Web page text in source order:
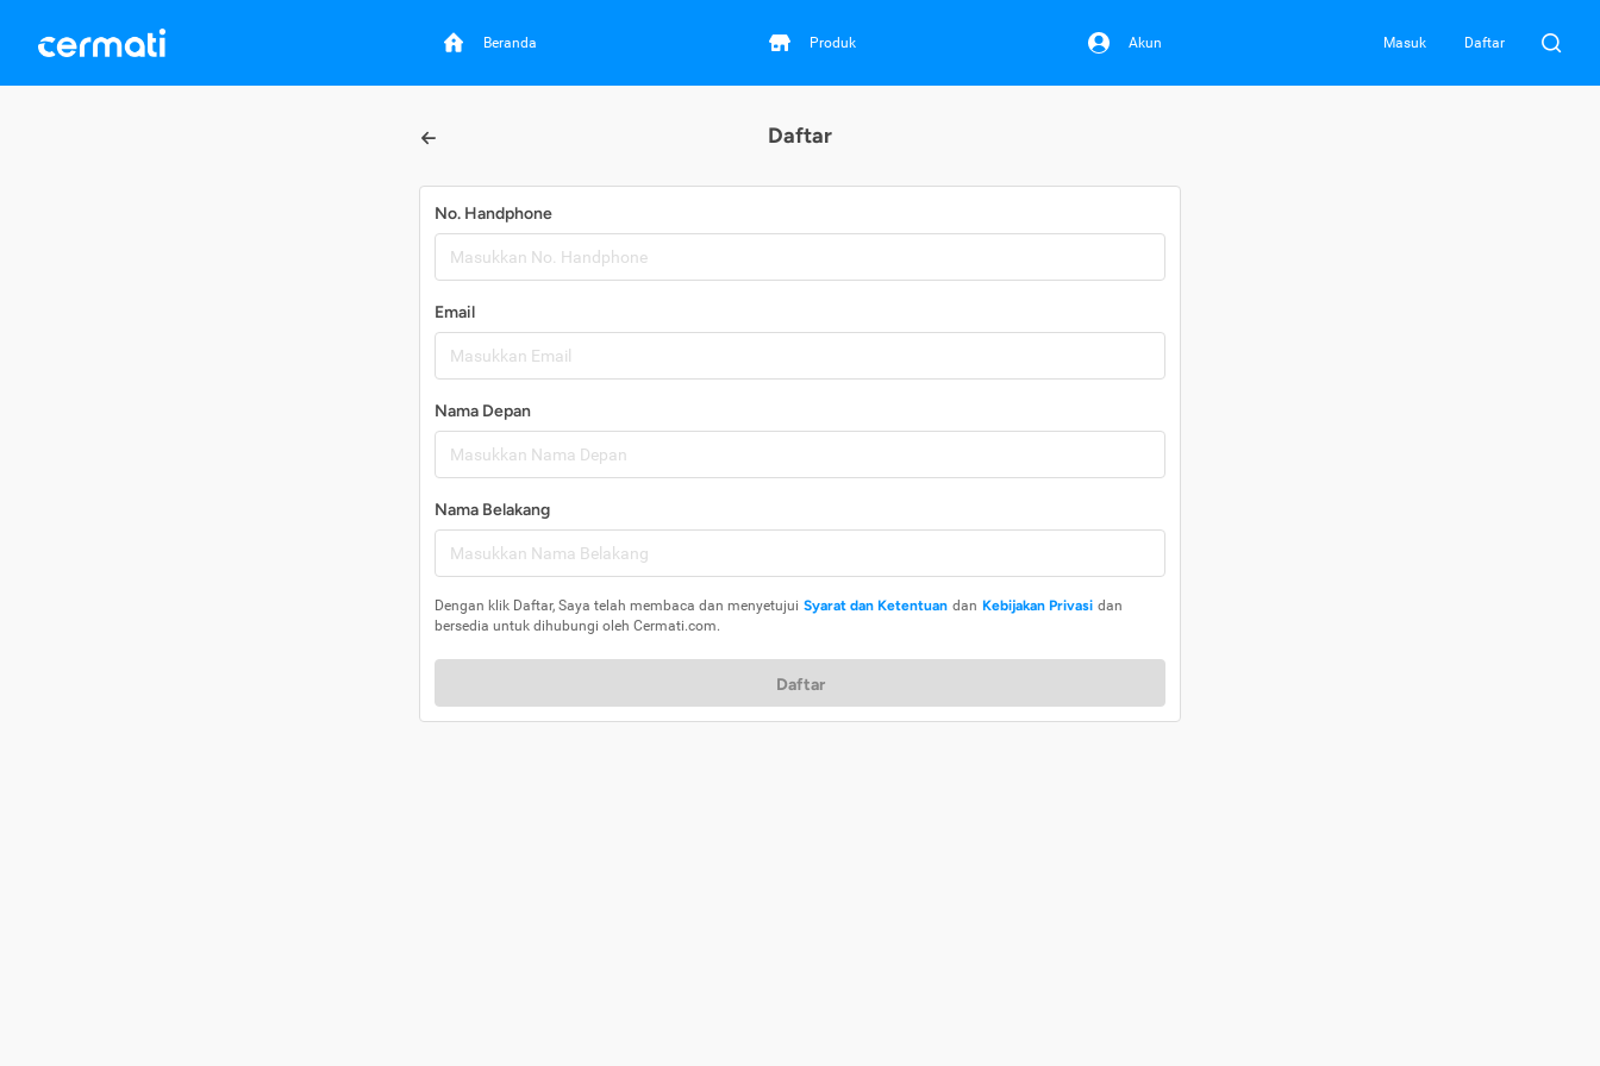
Beranda Produk Akun Masuk Daftar
Daftar
No. Handphone
Email
Nama Depan
Nama Belakang
Dengan klik Daftar, Saya telah membaca dan menyetujui Syarat dan Ketentuan dan Kebijakan Privasi dan
bersedia untuk dihubungi oleh Cermati.com.
Daftar